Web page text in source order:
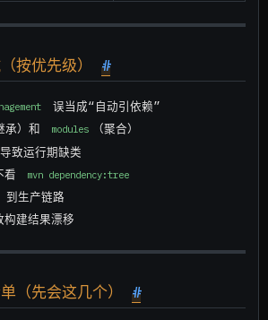
按优先级） #
误当成“自动引依赖”
承）和 modules
（聚合）
导致运行期缺类
看
mvn dependency:tree
到生产链路
构建结果漂移
（先会这几个） #